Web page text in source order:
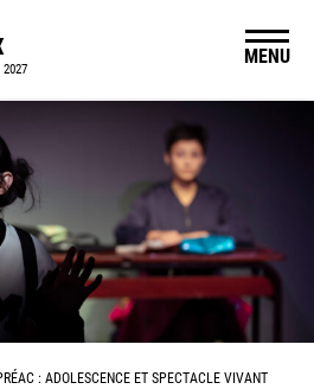
2027
MENU
: ADOLESCENCE ET SPECTACLE VIVANT